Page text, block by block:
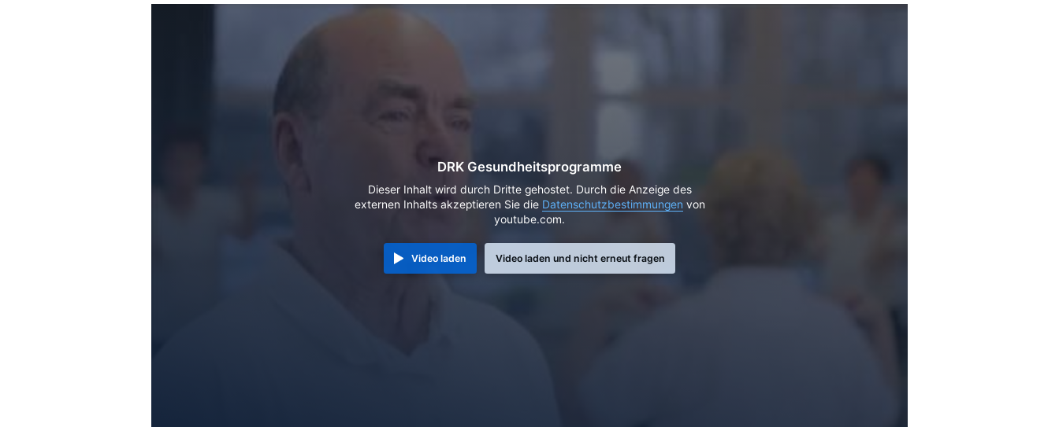
DRK Gesundheitsprogramme
Dieser Inhalt wird durch Dritte gehostet. Durch die Anzeige des
externen Inhalts akzeptieren Sie die Datenschutzbestimmungen von
youtube.com.
Video laden Video laden und nicht erneut fragen